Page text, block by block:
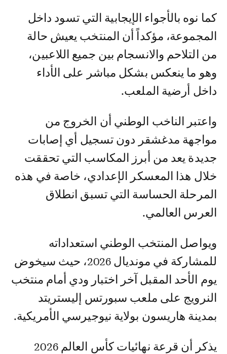
كما نوه بالأجواء الإيجابية التي تسود داخل
المجموعة، مؤكداً أن المنتخب يعيش حالة
من التلاحم والانسجام بين جميع اللاعبين،
وهو ما ينعكس بشكل مباشر على الأداء
داخل أرضية الملعب.
واعتبر الناخب الوطني أن الخروج من
مواجهة مدغشقر دون تسجيل أي إصابات
جديدة يعد من أبرز المكاسب التي تحققت
خلال هذا المعسكر الإعدادي، خاصة في هذه
المرحلة الحساسة التي تسبق انطلاق
العرس العالمي.
ويواصل المنتخب الوطني استعداداته
للمشاركة في مونديال 2026، حيث سيخوض
يوم الأحد المقبل آخر اختبار ودي أمام منتخب
النرويج على ملعب سبورتس إليستريتد
بمدينة هاريسون بولاية نيوجيرسي الأمريكية.
يذكر أن قرعة نهائيات كأس العالم 2026